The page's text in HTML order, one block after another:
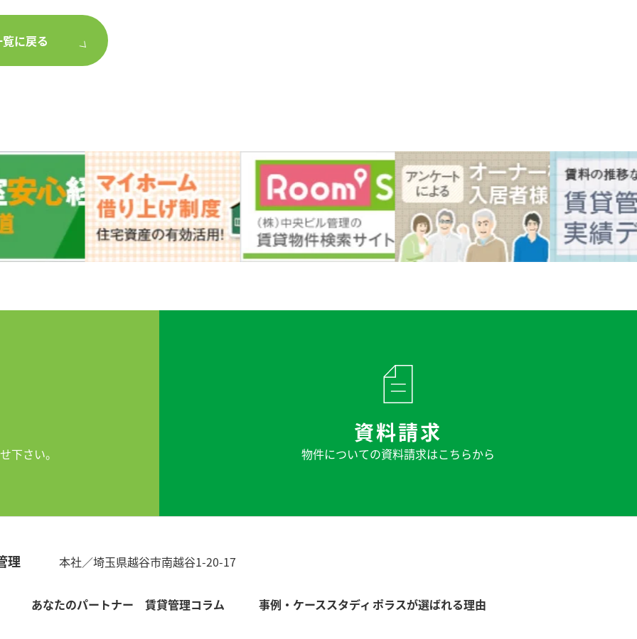
に戻る
下さい。
資料請求
物件についての資料請求はこちらから
理 本社／埼玉県越谷市南越谷1-20-17
あなたのパートナー 賃貸管理コラム 事例・ケーススタディ ポラスが選ばれる理由